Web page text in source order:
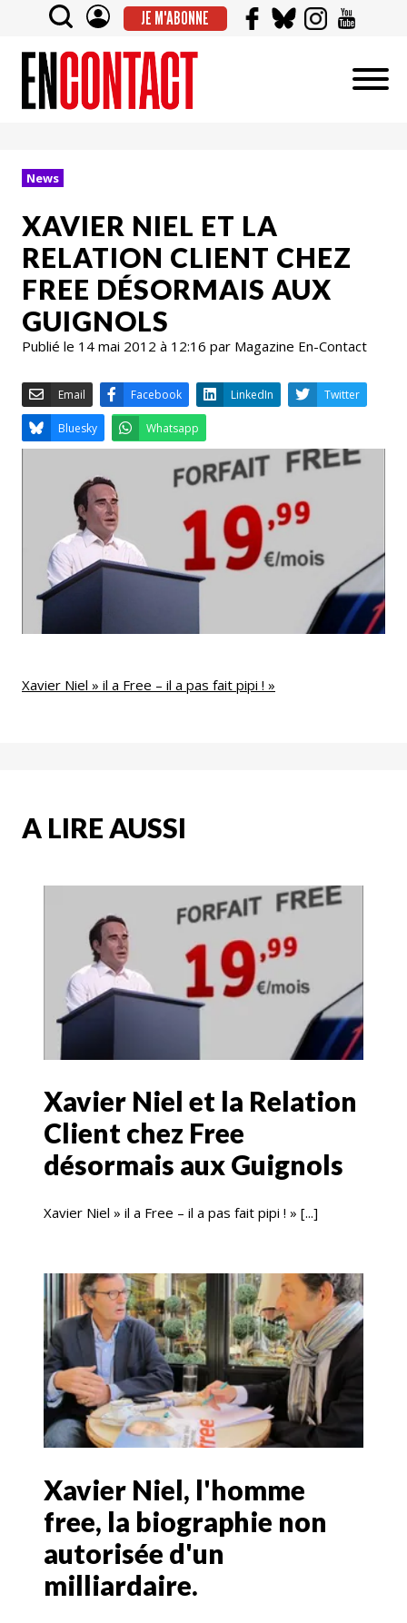
JE M'ABONNE
News
XAVIER NIEL ET LA
RELATION CLIENT CHEZ
FREE DÉSORMAIS AUX
GUIGNOLS
Publié le 14 mai 2012 à 12:16 par Magazine En-Contact
Email Facebook
Bluesky Whatsapp
Xavier Niel » il a Free – il a pas fait pipi ! »
A LIRE AUSSI
Xavier Niel et la Relation
Client chez Free
désormais aux Guignols
Xavier Niel » il a Free – il a pas fait pipi ! » [...]
Xavier Niel, l'homme
free, la biographie non
autorisée d'un
milliardaire.